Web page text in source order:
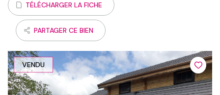
TÉLÉCHARGER LA FICHE
PARTAGER CE BIEN
VENDU